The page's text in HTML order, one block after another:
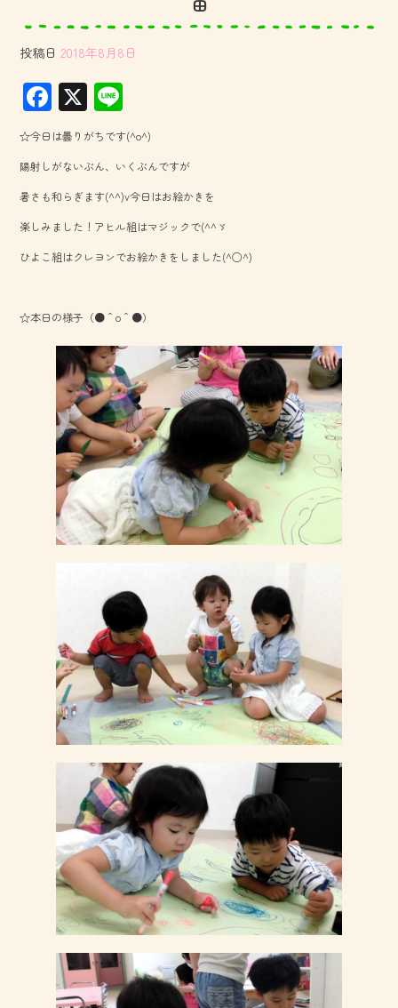
田
投稿日 2018年8月8日
F
ac
e
b
o
ok
X
ne
☆今日は曇りがちです(^o^)
陽射しがないぶん、いくぶんですが
暑さも和らぎます(^^)v今日はお絵かきを
楽しみました！アヒル組はマジックで(^^ゞ
ひよこ組はクレヨンでお絵かきをしました(^○^)
☆本日の様子（●＾o＾●）